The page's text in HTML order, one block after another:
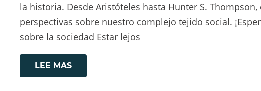
la historia. Desde Aristóteles hasta Hunter S.
perspectivas sobre nuestro complejo tejido social.
sobre la sociedad Estar lejos
LEE MAS